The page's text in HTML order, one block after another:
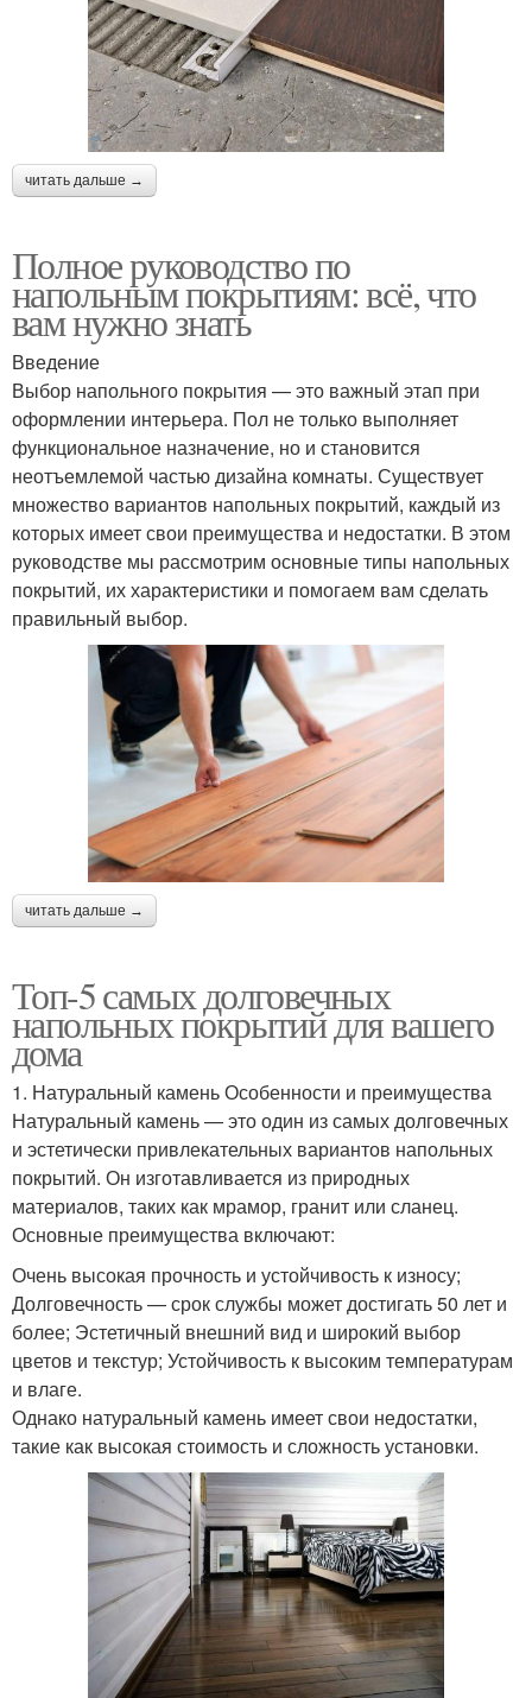
читать дальше →
Полное руководство по
напольным покрытиям: всё, что
вам нужно знать
Введение
Выбор напольного покрытия — это важный этап при
оформлении интерьера. Пол не только выполняет
функциональное назначение, но и становится
неотъемлемой частью дизайна комнаты. Существует
множество вариантов напольных покрытий, каждый из
которых имеет свои преимущества и недостатки. В этом
руководстве мы рассмотрим основные типы напольных
покрытий, их характеристики и помогаем вам сделать
правильный выбор.
читать дальше →
Топ-5 самых долговечных
напольных покрытий для вашего
дома
1. Натуральный камень Особенности и преимущества
Натуральный камень — это один из самых долговечных
и эстетически привлекательных вариантов напольных
покрытий. Он изготавливается из природных
материалов, таких как мрамор, гранит или сланец.
Основные преимущества включают:
Очень высокая прочность и устойчивость к износу;
Долговечность — срок службы может достигать 50 лет и
более; Эстетичный внешний вид и широкий выбор
цветов и текстур; Устойчивость к высоким температурам
и влаге.
Однако натуральный камень имеет свои недостатки,
такие как высокая стоимость и сложность установки.